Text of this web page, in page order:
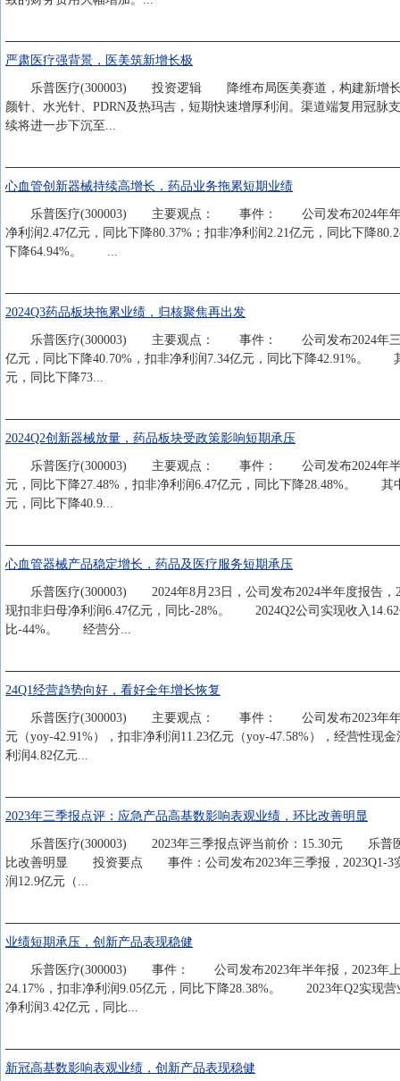
严肃医疗强背景，医美筑新增长极
乐普医疗(300003) 投资逻辑 降维布局医美赛道，构建新增长极
颜针、水光针、PDRN及热玛吉，短期快速增厚利润。渠道端复用冠脉
续将进一步下沉至...
心血管创新器械持续高增长，药品业务拖累短期业绩
乐普医疗(300003) 主要观点： 事件： 公司发布2024年年度报
净利润2.47亿元，同比下降80.37%；扣非净利润2.21亿元，同比下降
下降64.94%。 ...
2024Q3药品板块拖累业绩，归核聚焦再出发
乐普医疗(300003) 主要观点： 事件： 公司发布2024年三季报
亿元，同比下降40.70%，扣非净利润7.34亿元，同比下降42.91%。
元，同比下降73...
2024Q2创新器械放量，药品板块受政策影响短期承压
乐普医疗(300003) 主要观点： 事件： 公司发布2024年半年报
元，同比下降27.48%，扣非净利润6.47亿元，同比下降28.48%。 其
元，同比下降40.9...
心血管器械产品稳定增长，药品及医疗服务短期承压
乐普医疗(300003) 2024年8月23日，公司发布2024半年度报告，
现扣非归母净利润6.47亿元，同比-28%。 2024Q2公司实现收入
比-44%。 经营分...
24Q1经营趋势向好，看好全年增长恢复
乐普医疗(300003) 主要观点： 事件： 公司发布2023年年报和
元（yoy-42.91%），扣非净利润11.23亿元（yoy-47.58%），经营性
利润4.82亿元...
2023年三季报点评：应急产品高基数影响表观业绩，环比改善明显
乐普医疗(300003) 2023年三季报点评当前价：15.30元 乐普医
比改善明显 投资要点 事件：公司发布2023年三季报，2023Q1-3
润12.9亿元（...
业绩短期承压，创新产品表现稳健
乐普医疗(300003) 事件： 公司发布2023年半年报，2023年上半
24.17%，扣非净利润9.05亿元，同比下降28.38%。 2023年Q2实现营
净利润3.42亿元，同比...
新冠高基数影响表观业绩，创新产品表现稳健